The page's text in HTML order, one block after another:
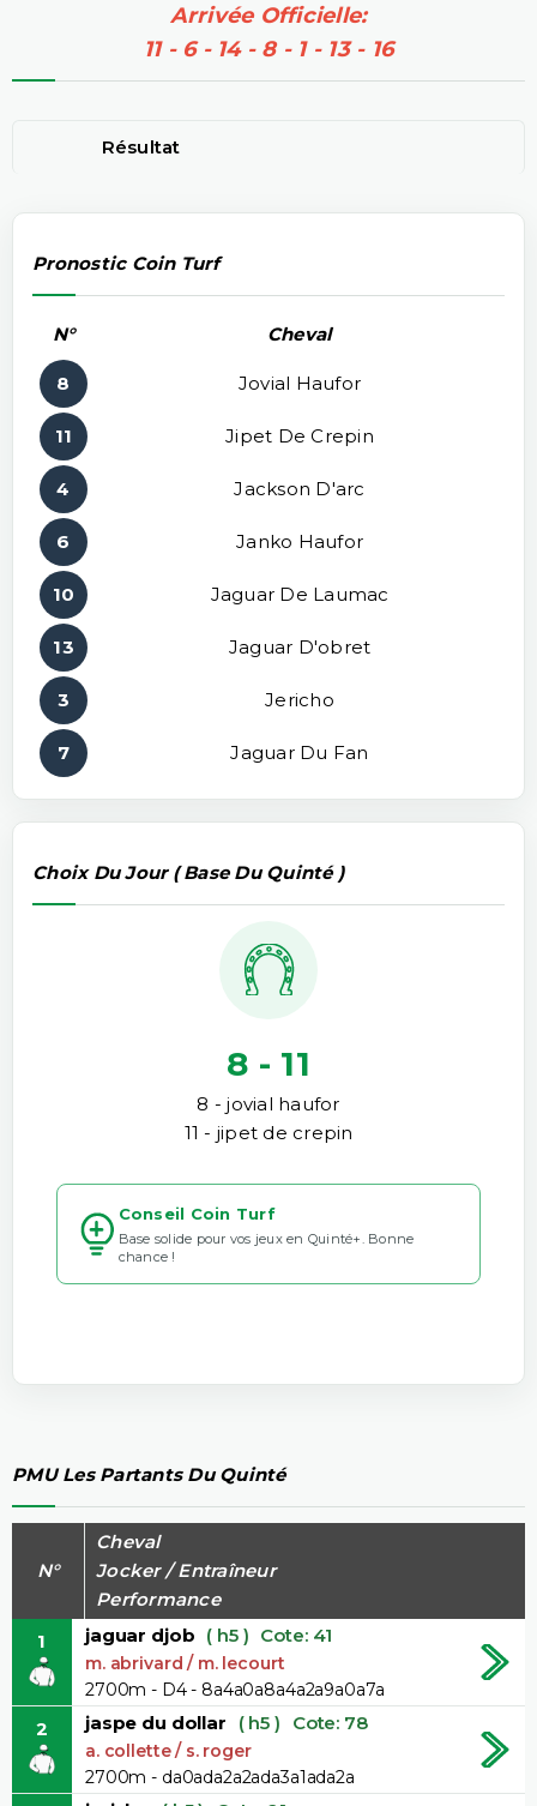
Arrivée Officielle:
11 - 6 - 14 - 8 - 1 - 13 - 16
Résultat
Pronostic Coin Turf
N° Cheval
8 Jovial Haufor
11 Jipet De Crepin
4 Jackson D'arc
6 Janko Haufor
10 Jaguar De Laumac
13 Jaguar D'obret
3 Jericho
7 Jaguar Du Fan
Choix Du Jour ( Base Du Quinté )
8 - 11
8 - jovial haufor
11 - jipet de crepin
Conseil Coin Turf
Base solide pour vos jeux en Quinté+. Bonne
chance !
PMU Les Partants Du Quinté
N°
Cheval
Jocker / Entraîneur
Performance
1
jaguar djob ( h5 ) Cote: 41
m. abrivard / m. lecourt
2700m - D4 - 8a4a0a8a4a2a9a0a7a
2 jaspe du dollar ( h5 ) Cote: 78
a. collette / s. roger
2700m - da0ada2a2ada3a1ada2a